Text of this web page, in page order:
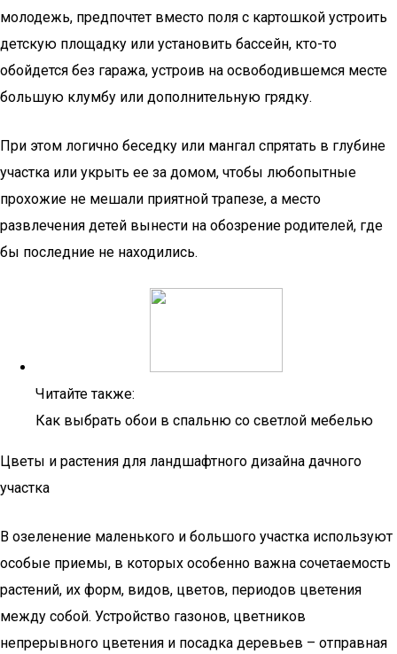
молодежь, предпочтет вместо поля с картошкой устроить
детскую площадку или установить бассейн, кто-то
обойдется без гаража, устроив на освободившемся месте
большую клумбу или дополнительную грядку.
При этом логично беседку или мангал спрятать в глубине
участка или укрыть ее за домом, чтобы любопытные
прохожие не мешали приятной трапезе, а место
развлечения детей вынести на обозрение родителей, где
бы последние не находились.
Читайте также:
Как выбрать обои в спальню со светлой мебелью
Цветы и растения для ландшафтного дизайна дачного
участка
В озеленение маленького и большого участка используют
особые приемы, в которых особенно важна сочетаемость
растений, их форм, видов, цветов, периодов цветения
между собой. Устройство газонов, цветников
непрерывного цветения и посадка деревьев – отправная